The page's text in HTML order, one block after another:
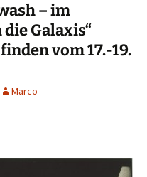
– im
Galaxis“
vom 17.-19.
Marco